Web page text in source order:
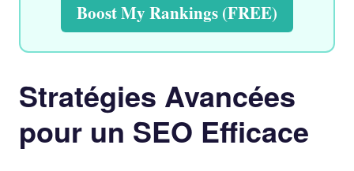
Boost My Rankings (FREE)
Stratégies Avancées
pour un SEO Efficace